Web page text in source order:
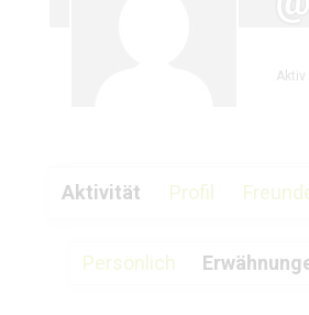
Aktiv
Aktivität Profil
Persönlich